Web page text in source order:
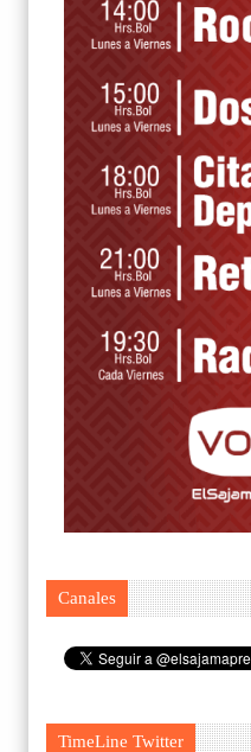
Canales
TimeLine Twitter